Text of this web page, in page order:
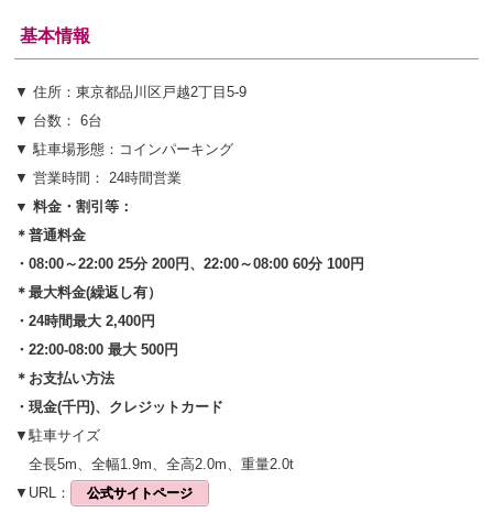
基本情報
▼ 住所：東京都品川区戸越2丁目5-9
▼ 台数： 6台
▼ 駐車場形態：コインパーキング
▼ 営業時間： 24時間営業
▼ 料金・割引等：
＊普通料金
・08:00～22:00 25分 200円、22:00～08:00 60分 100円
＊最大料金(繰返し有）
・24時間最大 2,400円
・22:00-08:00 最大 500円
＊お支払い方法
・現金(千円)、クレジットカード
▼駐車サイズ
全長5m、全幅1.9m、全高2.0m、重量2.0t
▼URL：
公式サイトページ